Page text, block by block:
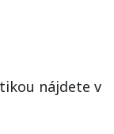
nájdete v